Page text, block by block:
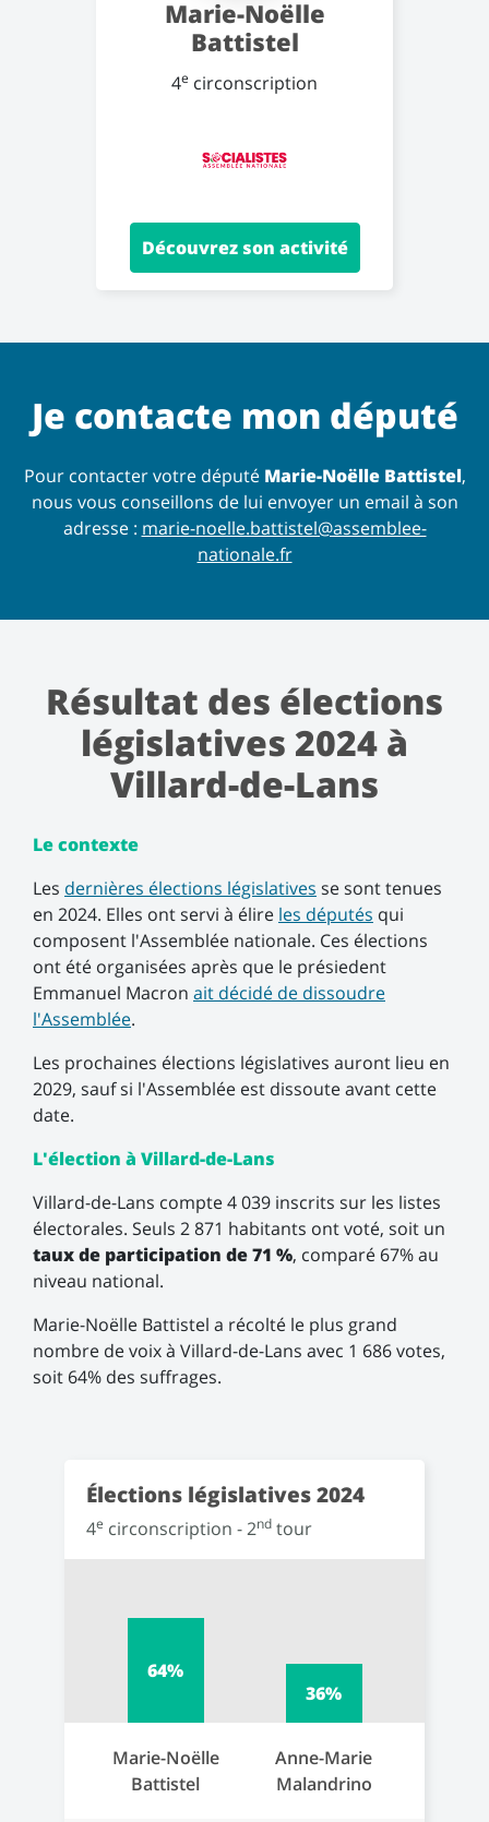
Marie-Noëlle
Battistel
4e circonscription
Découvrez son activité
Je contacte mon député
Pour contacter votre député Marie-Noëlle Battistel,
nous vous conseillons de lui envoyer un email à son
adresse : marie-noelle.battistel@assemblee-
nationale.fr
Résultat des élections
législatives 2024 à
Villard-de-Lans
Le contexte
Les dernières élections législatives se sont tenues
en 2024. Elles ont servi à élire les députés qui
composent l'Assemblée nationale. Ces élections
ont été organisées après que le présiedent
Emmanuel Macron ait décidé de dissoudre
l'Assemblée.
Les prochaines élections législatives auront lieu en
2029, sauf si l'Assemblée est dissoute avant cette
date.
L'élection à Villard-de-Lans
Villard-de-Lans compte 4 039 inscrits sur les listes
électorales. Seuls 2 871 habitants ont voté, soit un
taux de participation de 71 %, comparé 67% au
niveau national.
Marie-Noëlle Battistel a récolté le plus grand
nombre de voix à Villard-de-Lans avec 1 686 votes,
soit 64% des suffrages.
Élections législatives 2024
4e circonscription - 2nd tour
64%
36%
Marie-Noëlle
Battistel
Anne-Marie
Malandrino